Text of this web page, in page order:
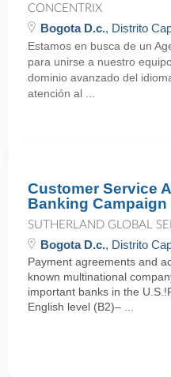
CONCENTRIX
Bogota D.c., Distrito
Estamos en busca de un
para unirse a nuestro
dominio avanzado del
atención al ...
Customer Service
Banking Campaign
SUTHERLAND GLOBAL
Bogota D.c., Distrito
Payment agreements and
known multinational
important banks in the
English level (B2)– ...